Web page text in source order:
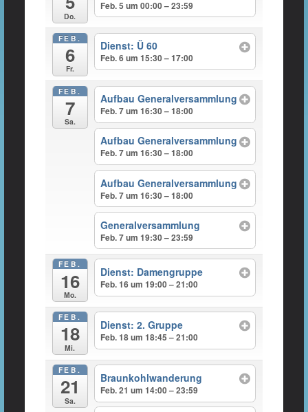
Do.
Feb. 5 um 00:00 – 23:59
FEB.
6
Fr.
Dienst: Ü 60
Feb. 6 um 15:30 – 17:00
FEB.
7
Sa.
Aufbau Generalversammlung
Feb. 7 um 16:30 – 18:00
Aufbau Generalversammlung
Feb. 7 um 16:30 – 18:00
Aufbau Generalversammlung
Feb. 7 um 16:30 – 18:00
Generalversammlung
Feb. 7 um 19:30 – 23:59
FEB.
16
Mo.
Dienst: Damengruppe
Feb. 16 um 19:00 – 21:00
FEB.
18
Mi.
Dienst: 2. Gruppe
Feb. 18 um 18:45 – 21:00
FEB.
21
Sa.
Braunkohlwanderung
Feb. 21 um 14:00 – 23:59